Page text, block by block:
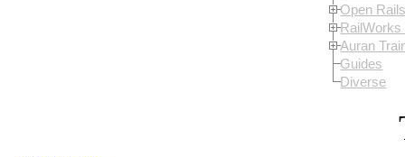
Open
RailWorks
Auran
Guides
Diverse